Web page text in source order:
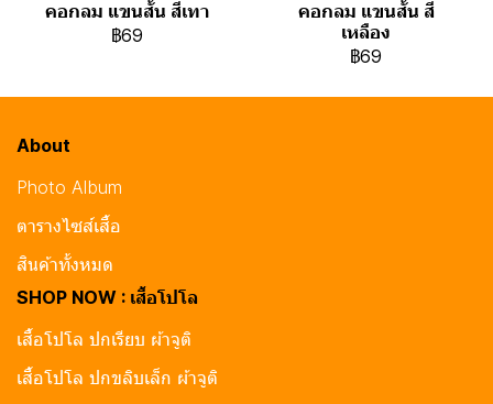
คอกลม แขนสั้น สีเทา
฿69
คอกลม แขนสั้น สี
เหลือง
฿69
About
Photo Album
ตารางไซส์เสื้อ
สินค้าทั้งหมด
SHOP NOW : เสื้อโปโล
เสื้อโปโล ปกเรียบ ผ้าจูติ
เสื้อโปโล ปกขลิบเล็ก ผ้าจูติ